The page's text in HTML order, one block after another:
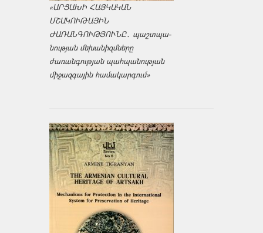
«ԱՐՑԱԽԻ ՀԱՅԿԱԿԱՆ
ՄՇԱԿՈՒԹԱՅԻՆ
ԺԱՌԱՆԳՈՒԹՅՈՒՆԸ․ պաշտպա­
նության մեխանիզմները
ժառանգության պահպանության
միջազ­գային համակարգում»